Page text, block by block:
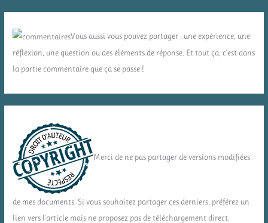
Vous aussi vous pouvez partager : une expérience, une
réflexion, une question ou des éléments de réponse. Et tout ça, c'est dans
la partie commentaire que ça se passe !
Merci de ne pas partager de versions modifiées
de mes documents. Si vous souhaitez partager ces derniers, préférez un
lien vers l'article mais ne proposez pas de téléchargement direct.